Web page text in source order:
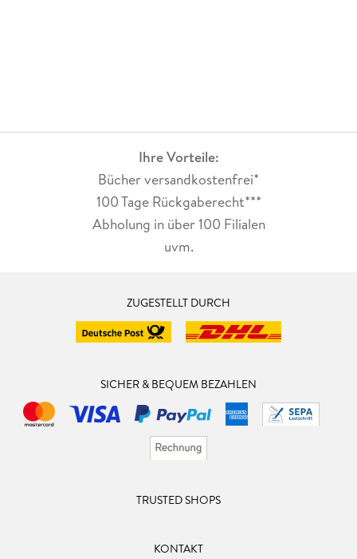
Ihre Vorteile:
Bücher versandkostenfrei*
100 Tage Rückgaberecht***
Abholung in über 100 Filialen
uvm.
ZUGESTELLT DURCH
SICHER & BEQUEM BEZAHLEN
TRUSTED SHOPS
KONTAKT